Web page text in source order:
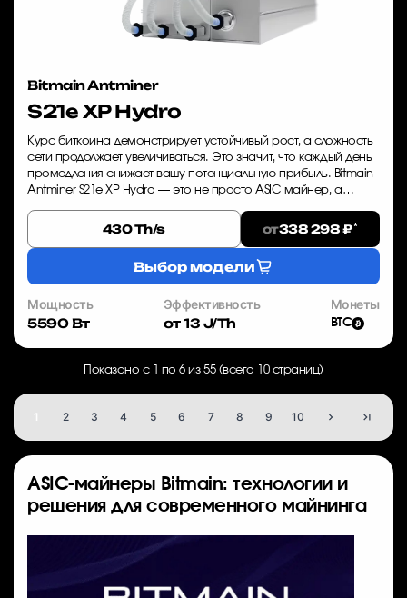
Bitmain Antminer
S21e XP Hydro
Курс биткоина демонстрирует устойчивый рост, а сложность
сети продолжает увеличиваться. Это значит, что каждый день
промедления снижает вашу потенциальную прибыль. Bitmain
Antminer S21e XP Hydro — это не просто ASIC майнер, а
430 Th/s от338 298 ₽*
Выбор модели
Мощность
5590 Вт
Эффективность
от 13 J/Th
Монеты
BTC
1 2 3 4 5 6 7 8 9 10
Показано с 1 по 6 из 55 (всего 10 страниц)
ASIC-майнеры Bitmain: технологии и
решения для современного майнинга